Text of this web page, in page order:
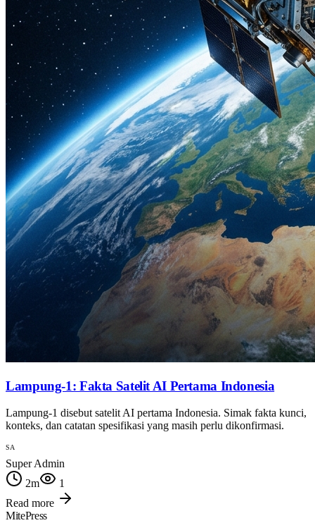
Lampung-1: Fakta Satelit AI Pertama Indonesia
Lampung-1 disebut satelit AI pertama Indonesia. Simak fakta kunci,
konteks, dan catatan spesifikasi yang masih perlu dikonfirmasi.
SA
Super Admin
2m
1
Read more
MitePress